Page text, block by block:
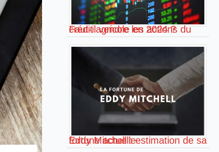
Faut-il vendre les actions du crédit agricole en 2024 ?
Eddy Mitchell : estimation de sa fortune actuelle